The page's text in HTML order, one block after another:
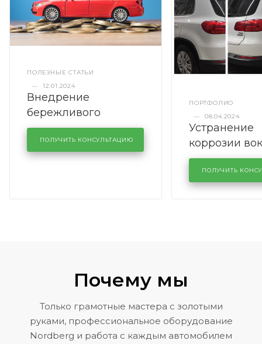
ПОЛЕЗНЫЕ СТАТЬИ
—
12.01.2024
Внедрение
бережливого
производства в
кузовном сервисе
KUTUZOVV
ПОЛУЧИТЬ КОНСУЛЬТАЦИЮ
ПОРТФОЛИО
—
08.04.2024
Устранение
коррозии
лобового
районе
Volkswagen
ПОЛУЧИТЬ
Почему мы
Только грамотные мастера с золотыми
руками, профессиональное оборудование
Nordberg и работа с каждым автомобилем